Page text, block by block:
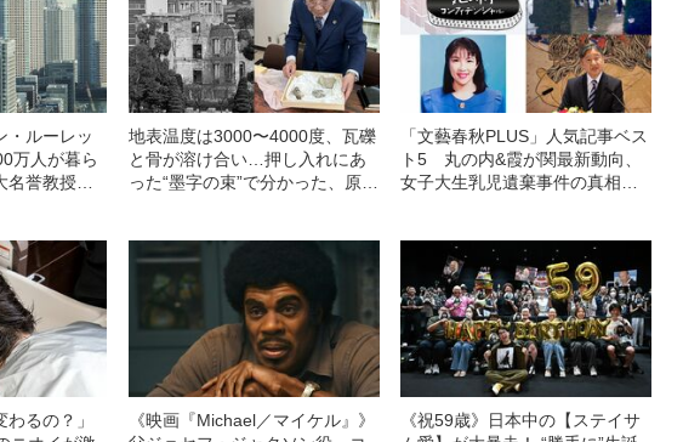
・ルーレッ
万人が暮ら
誉教授が
地表温度は3000〜4000度、瓦礫
と骨が溶け合い…押し入れにあ
った“墨字の束”で分かった、原爆
「文藝春秋PLUS」人気記事ベス
ト5 丸の内&霞が関最新動向、
女子大生乳児遺棄事件の真相、
るの？」
《映画『Michael／マイケル』》
《祝59歳》日本中の【ステイサ